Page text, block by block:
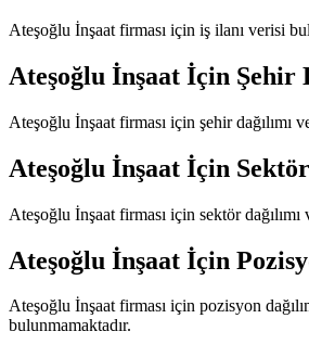
Ateşoğlu İnşaat firması için iş ilanı verisi
Ateşoğlu İnşaat İçin Şehir
Ateşoğlu İnşaat firması için şehir dağılımı
Ateşoğlu İnşaat İçin Sektör
Ateşoğlu İnşaat firması için sektör
Ateşoğlu İnşaat İçin
Ateşoğlu İnşaatfirması için pozisyon
bulunmamaktadır.